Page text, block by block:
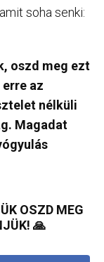
soha senki:
oszd meg ezt
az
nélküli
Magadat
OSZD MEG
🙏